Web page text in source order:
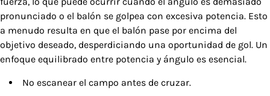
pronunciado o el balón se golpea con excesiva potencia. Esto
a menudo resulta en que el balón pase por encima del
objetivo deseado, desperdiciando una oportunidad de gol. Un
enfoque equilibrado entre potencia y ángulo es esencial.
No escanear el campo antes de cruzar.